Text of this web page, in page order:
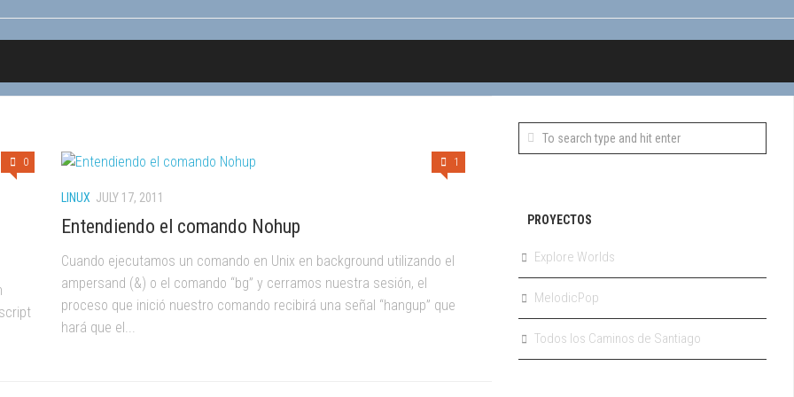
0 1
LINUX JULY 17, 2011
Entendiendo el comando Nohup
Cuando ejecutamos un comando en Unix en background utilizando el
ampersand (&) o el comando “bg” y cerramos nuestra sesión, el
proceso que inició nuestro comando recibirá una señal “hangup” que
hará que el...
PROYECTOS
Explore Worlds
MelodicPop
Todos los Caminos de Santiago